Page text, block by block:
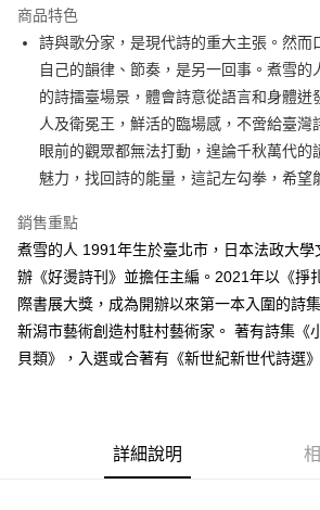
運送方式
付款後全家取貨
每筆NT$60，滿NT$499(含以上)免運費
付款後7-11取貨
每筆NT$60，滿NT$499(含以上)免運費
宅配
每筆NT$100，滿NT$499(含以上)免運費
商品特色
詩與歌分家，是現代詩的重大主張。然而
自己的韻律、節奏，是另一回事。煮雪的
的詩擂臺場景，體會詩意從語言和身體迸
人及衛冕王，鮮活的臨場感，不啻給臺灣
眼前的觀眾都無法打動，遑論千秋萬代的
魅力，找回詩的能量，這記左勾拳，希望
銷售重點
煮雪的人 1991年生於臺北市，日本法政大學
辦《好燙詩刊》並擔任主編。2021年以《掙
際書展大獎，成為開辦以來第一本入圍的詩
新潟市藝術創造村駐村藝術家。 著有詩集《
貝類》，入選或合著有《新世紀新世代詩選
詳細說明